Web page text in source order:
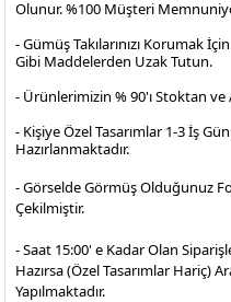
Olunur. %100 Müşteri
- Gümüş Takılarınızı Korumak
Gibi Maddelerden Uzak Tutun.
- Ürünlerimizin % 90'ı Stoktan
- Kişiye Özel Tasarımlar 1-3 İş
Hazırlanmaktadır.
- Görselde Görmüş Olduğunuz
Çekilmiştir.
- Saat 15:00' e Kadar Olan
Hazırsa (Özel Tasarımlar Hariç)
Yapılmaktadır.